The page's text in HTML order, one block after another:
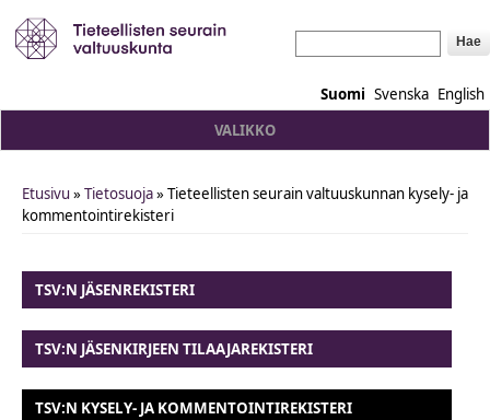
Suomi Svenska English
VALIKKO
You are here
Etusivu»Tietosuoja» Tieteellisten seurain valtuuskunnan kysely- ja
kommentointirekisteri
TSV:N JÄSENREKISTERI
TSV:N JÄSENKIRJEEN TILAAJAREKISTERI
TSV:N KYSELY- JA KOMMENTOINTIREKISTERI